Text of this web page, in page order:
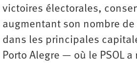
victoires électorales,
augmentant son nombre
dans les principales
Porto Alegre — où le PSOL a